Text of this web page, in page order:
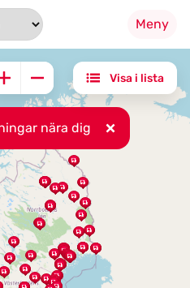
Meny
nära dig
Visa i lista